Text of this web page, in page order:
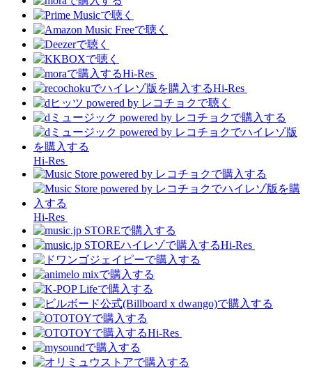
Hi-Res
Hi-Res
Hi-Res
Hi-Res
Hi-Res
Hi-Res